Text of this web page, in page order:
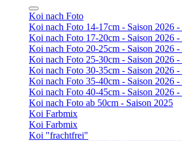
Koi nach Foto
Koi nach Foto 14-17cm - Saison 2026 -
Koi nach Foto 17-20cm - Saison 2026 -
Koi nach Foto 20-25cm - Saison 2026 -
Koi nach Foto 25-30cm - Saison 2026 -
Koi nach Foto 30-35cm - Saison 2026 -
Koi nach Foto 35-40cm - Saison 2026 -
Koi nach Foto 40-45cm - Saison 2026 -
Koi nach Foto ab 50cm - Saison 2025
Koi Farbmix
Koi Farbmix
Koi "frachtfrei"